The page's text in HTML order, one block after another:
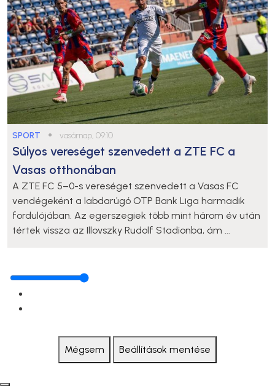
SPORT ● vasárnap, 09:10
Súlyos vereséget szenvedett a ZTE FC a
Vasas otthonában
A ZTE FC 5–0-s vereséget szenvedett a Vasas FC
vendégeként a labdarúgó OTP Bank Liga harmadik
fordulójában. Az egerszegiek több mint három év után
tértek vissza az Illovszky Rudolf Stadionba, ám ...
Mégsem Beállítások mentése